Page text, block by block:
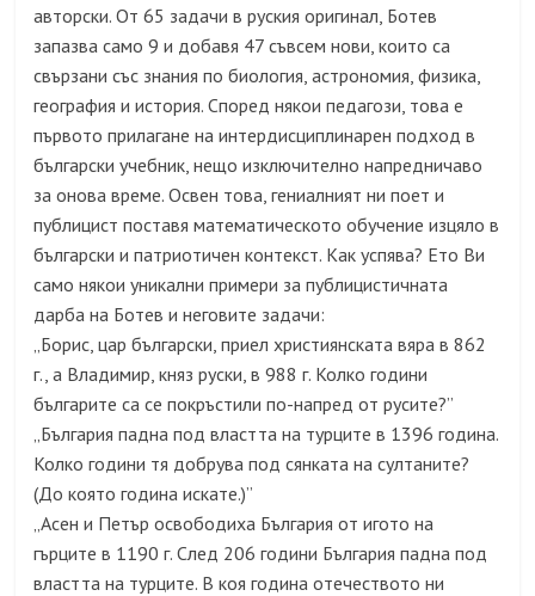
авторски. От 65 задачи в руския оригинал, Ботев
запазва само 9 и добавя 47 съвсем нови, които са
свързани със знания по биология, астрономия, физика,
география и история. Според някои педагози, това е
първото прилагане на интердисциплинарен подход в
български учебник, нещо изключително напредничаво
за онова време. Освен това, гениалният ни поет и
публицист поставя математическото обучение изцяло в
български и патриотичен контекст. Как успява? Ето Ви
само някои уникални примери за публицистичната
дарба на Ботев и неговите задачи:
„Борис, цар български, приел християнската вяра в 862
г., а Владимир, княз руски, в 988 г. Колко години
българите са се покръстили по-напред от русите?”
„България падна под властта на турците в 1396 година.
Колко години тя добрува под сянката на султаните?
(До която година искате.)”
„Асен и Петър освободиха България от игото на
гърците в 1190 г. След 206 години България падна под
властта на турците. В коя година отечеството ни